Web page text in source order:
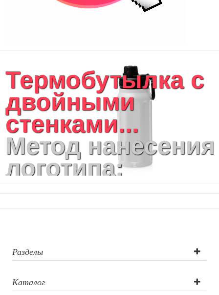
Термобутылка с
двойными
стенками...
Метод нанесения
логотипа:
Тампопечать, УФ
DTF печать
Разделы
Каталог